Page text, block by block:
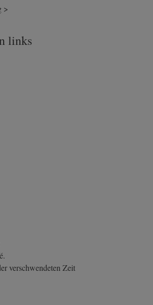
>
links
verschwendeten Zeit